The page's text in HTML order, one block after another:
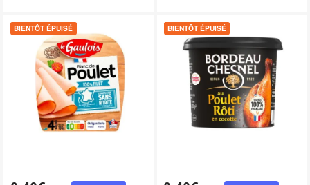
BIENTÔT ÉPUISÉ BIENTÔT ÉPUISÉ